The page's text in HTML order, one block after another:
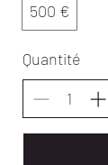
500 €
Quantité